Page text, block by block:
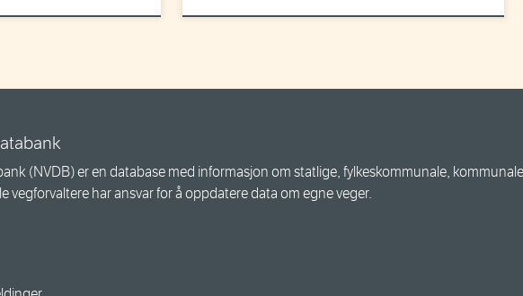
(NVDB) er en database med informasjon om statlige, fylkeskommunale,
vegforvaltere har ansvar for å oppdatere data om egne veger.